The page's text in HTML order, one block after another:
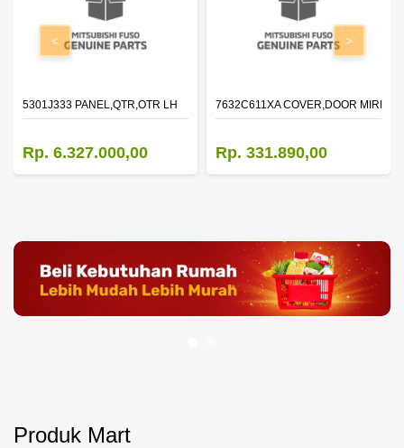
5301J333 PANEL,QTR,OTR LH
Rp. 6.327.000,00
7632C611XA COVER,DOOR
Rp. 331.890,00
< >
Produk Mart